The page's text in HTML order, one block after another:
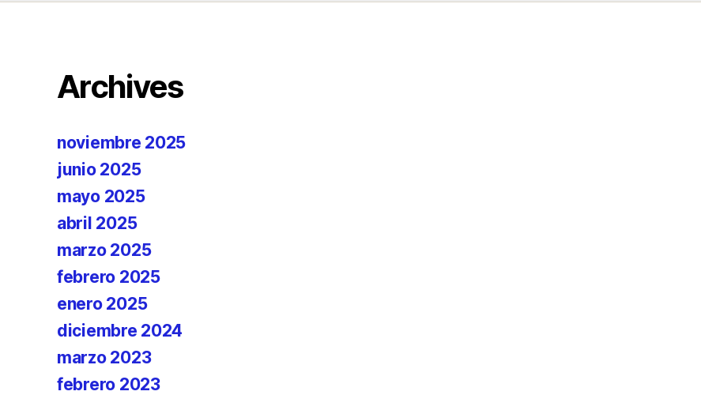
Archives
noviembre 2025
junio 2025
mayo 2025
abril 2025
marzo 2025
febrero 2025
enero 2025
diciembre 2024
marzo 2023
febrero 2023